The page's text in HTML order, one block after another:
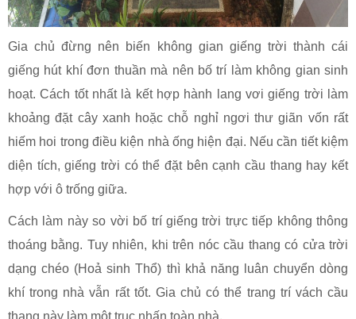
Gia chủ đừng nên biến không gian giếng trời thành cái
giếng hút khí đơn thuần mà nên bố trí làm không gian sinh
hoạt. Cách tốt nhất là kết hợp hành lang vơi giếng trời làm
khoảng đặt cây xanh hoặc chỗ nghỉ ngơi thư giãn vốn rất
hiếm hoi trong điều kiện nhà ống hiện đại. Nếu cần tiết kiệm
diện tích, giếng trời có thể đặt bên cạnh cầu thang hay kết
hợp với ô trống giữa.
Cách làm này so vời bố trí giếng trời trực tiếp không thông
thoáng bằng. Tuy nhiên, khi trên nóc cầu thang có cửa trời
dạng chéo (Hoả sinh Thổ) thì khả năng luân chuyển dòng
khí trong nhà vẫn rất tốt. Gia chủ có thể trang trí vách cầu
thang này làm một trục nhấn toàn nhà.